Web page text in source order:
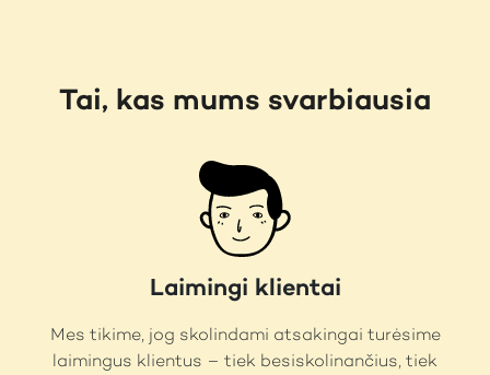
Tai, kas mums svarbiausia
Laimingi klientai
Mes tikime, jog skolindami atsakingai turėsime
laimingus klientus – tiek besiskolinančius, tiek